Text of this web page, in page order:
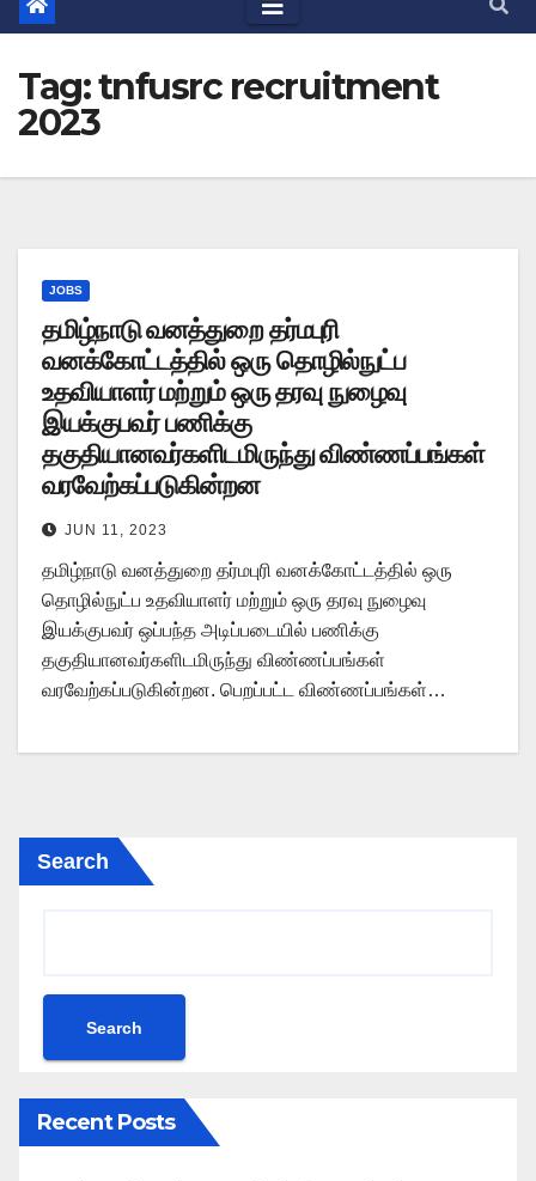
Tag:tnfusrc recruitment
2023
JOBS
தமிழ்நாடு வனத்துறை தர்மபுரி
வனக்கோட்டத்தில் ஒரு தொழில்நுட்ப
உதவியாளர் மற்றும் ஒரு தரவு நுழைவு
இயக்குபவர் பணிக்கு
தகுதியானவர்களிடமிருந்து விண்ணப்பங்கள்
வரவேற்கப்படுகின்றன
JUN 11, 2023
தமிழ்நாடு வனத்துறை தர்மபுரி வனக்கோட்டத்தில் ஒரு
தொழில்நுட்ப உதவியாளர் மற்றும் ஒரு தரவு நுழைவு
இயக்குபவர் ஒப்பந்த அடிப்படையில் பணிக்கு
தகுதியானவர்களிடமிருந்து விண்ணப்பங்கள்
வரவேற்கப்படுகின்றன. பெறப்பட்ட விண்ணப்பங்கள்…
Search
Search
Recent Posts